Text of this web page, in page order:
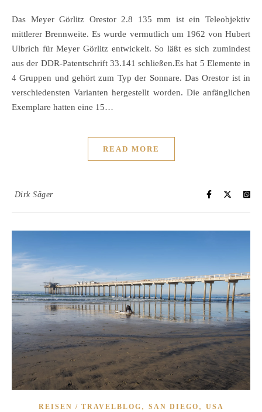
Das Meyer Görlitz Orestor 2.8 135 mm ist ein Teleobjektiv
mittlerer Brennweite. Es wurde vermutlich um 1962 von Hubert
Ulbrich für Meyer Görlitz entwickelt. So läßt es sich zumindest
aus der DDR-Patentschrift 33.141 schließen.Es hat 5 Elemente in
4 Gruppen und gehört zum Typ der Sonnare. Das Orestor ist in
verschiedensten Varianten hergestellt worden. Die anfänglichen
Exemplare hatten eine 15…
READ MORE
Dirk Säger
REISEN / TRAVELBLOG , SAN DIEGO , USA